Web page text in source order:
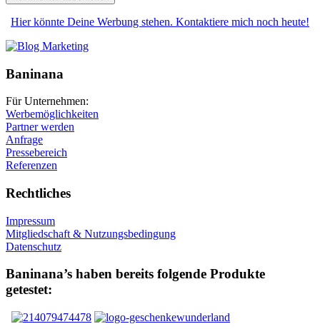
Hier könnte Deine Werbung stehen. Kontaktiere mich noch heute!
Baninana
Für Unternehmen:
Werbemöglichkeiten
Partner werden
Anfrage
Pressebereich
Referenzen
Rechtliches
Impressum
Mitgliedschaft & Nutzungsbedingung
Datenschutz
Baninana’s haben bereits folgende Produkte
getestet: